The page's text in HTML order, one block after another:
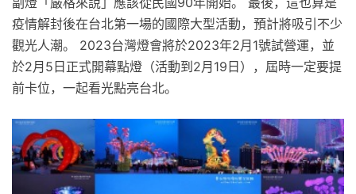
疫情解封後在台北第一場的國際大型活動，預計將吸引不少
觀光人潮。 2023台灣燈會將於2023年2月1號試營運，並
於2月5日正式開幕點燈（活動到2月19日），屆時一定要提
前卡位，一起看光點亮台北。